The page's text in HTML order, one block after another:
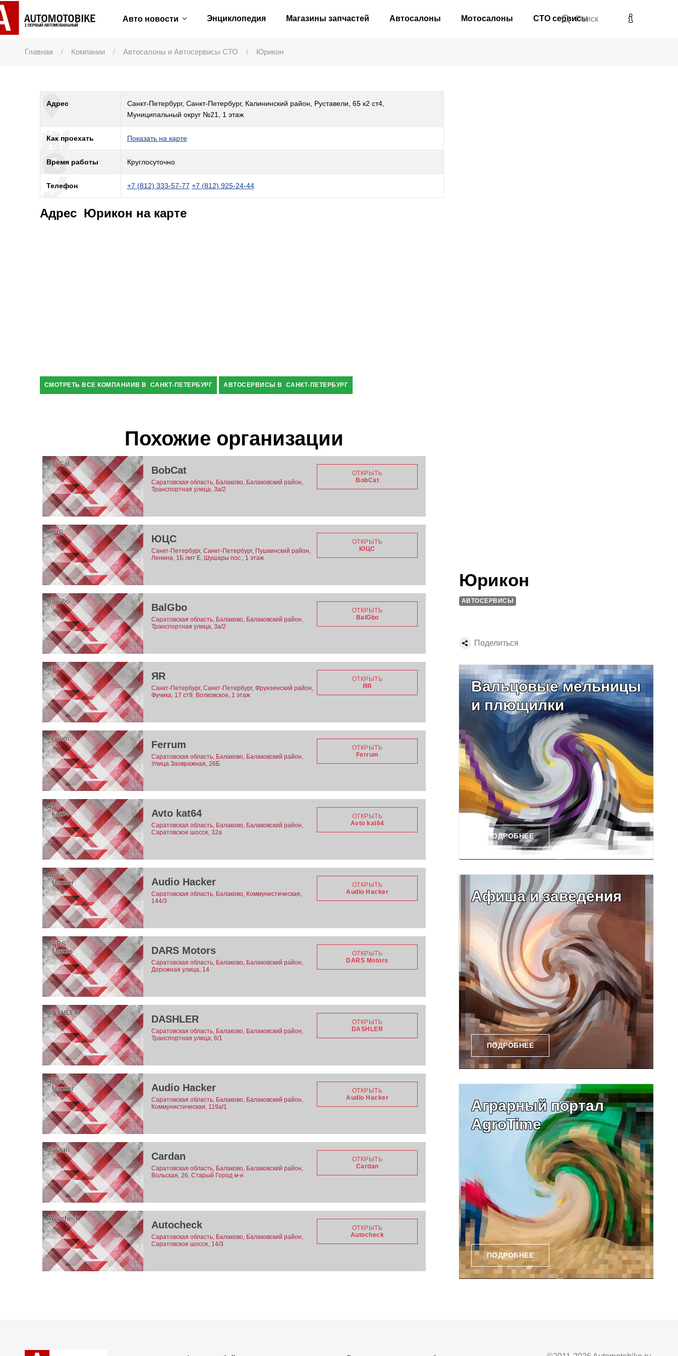
Авто новости Энциклопедия Магазины запчастей Автосалоны Мотосалоны СТО сервисы
Поиск
Главная Компании Автосалоны и Автосервисы СТО Юрикон
Адрес
Санкт-Петербург, Санкт-Петербург, Калининский район, Руставели, 65 к2 ст4,
Муниципальный округ №21, 1 этаж
Как проехать Показать на карте
Время работы Круглосуточно
Телефон +7 (812) 333-57-77 +7 (812) 925-24-44
Адрес Юрикон на карте
СМОТРЕТЬ ВСЕ КОМПАНИИВ В САНКТ-ПЕТЕРБУРГ АВТОСЕРВИСЫ В САНКТ-ПЕТЕРБУРГ
Похожие организации
BobCat
Саратовская область, Балаково, Балаковский район,
Транспортная улица, 3а/2
ОТКРЫТЬ
BobCat
ЮЦС
Санкт-Петербург, Санкт-Петербург, Пушкинский район,
Ленина, 1Б лит Е, Шушары пос., 1 этаж
ОТКРЫТЬ
ЮЦС
BalGbo
Саратовская область, Балаково, Балаковский район,
Транспортная улица, 3а/2
ОТКРЫТЬ
BalGbo
ЯR
Санкт-Петербург, Санкт-Петербург, Фрунзенский район,
Фучика, 17 ст9, Волковское, 1 этаж
ОТКРЫТЬ
ЯR
Ferrum
Саратовская область, Балаково, Балаковский район,
Улица Заовражная, 26Б
ОТКРЫТЬ
Ferrum
Avto kat64
Саратовская область, Балаково, Балаковский район,
Саратовское шоссе, 32а
ОТКРЫТЬ
Avto kat64
Audio Hacker
Саратовская область, Балаково, Коммунистическая,
144/3
ОТКРЫТЬ
Audio Hacker
DARS Motors
Саратовская область, Балаково, Балаковский район,
Дорожная улица, 14
ОТКРЫТЬ
DARS Motors
DASHLER
Саратовская область, Балаково, Балаковский район,
Транспортная улица, 6/1
ОТКРЫТЬ
DASHLER
Audio Hacker
Саратовская область, Балаково, Балаковский район,
Коммунистическая, 119а/1
ОТКРЫТЬ
Audio Hacker
Cardan
Саратовская область, Балаково, Балаковский район,
Вольская, 26, Старый Город м-н
ОТКРЫТЬ
Cardan
Autocheck
Саратовская область, Балаково, Балаковский район,
Саратовское шоссе, 14/3
ОТКРЫТЬ
Autocheck
Юрикон
АВТОСЕРВИСЫ
Поделиться
Вальцовые мельницы
и плющилки
ПОДРОБНЕЕ
Афиша и заведения
ПОДРОБНЕЕ
Аграрный портал
AgroTime
ПОДРОБНЕЕ